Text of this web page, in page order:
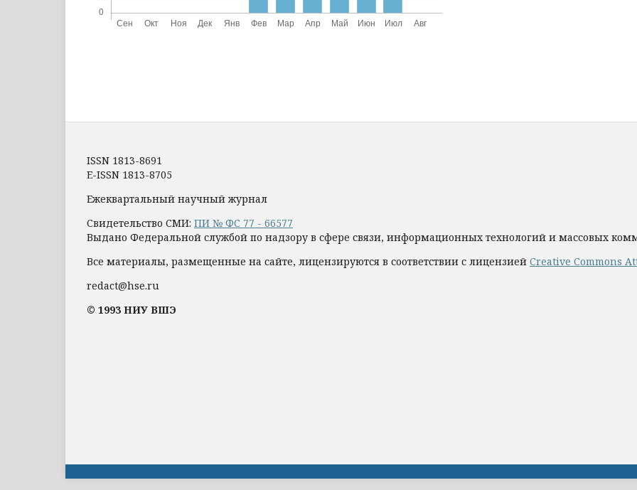
ISSN 1813-8691
E-ISSN 1813-8705
Ежеквартальный научный журнал
Свидетельство СМИ: ПИ № ФС 77 - 66577
Выдано Федеральной службой по надзору в сфере связи, информационных технологий и массовых
Все материалы, размещенные на сайте, лицензируются в соответствии с лицензией Creative Commons
redact@hse.ru
© 1993 НИУ ВШЭ